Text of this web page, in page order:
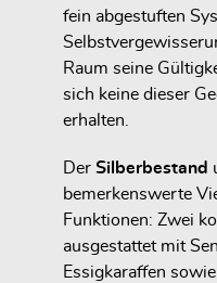
fein abgestuften
Raum seine
sich keine dieser
erhalten.
Der Silberbestand
bemerkenswerte
Funktionen: Zwei
ausgestattet mit
Essigkaraffen